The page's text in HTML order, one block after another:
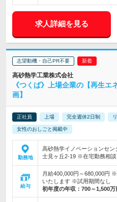
求人詳細を見る
志望動機・自己PR不要
高砂熱学工業株式会社
《つくば》上場企業の【再生
画】
正社員 上場 完全週休2日制
女性のおしごと掲載中
勤務地
高砂熱学イノベーションセ
士見ヶ丘2-19 ※在宅勤務相
給与
月給400,000円～680,000円
いたします ※試用期間なし
初年度の年収： 700～1,500万